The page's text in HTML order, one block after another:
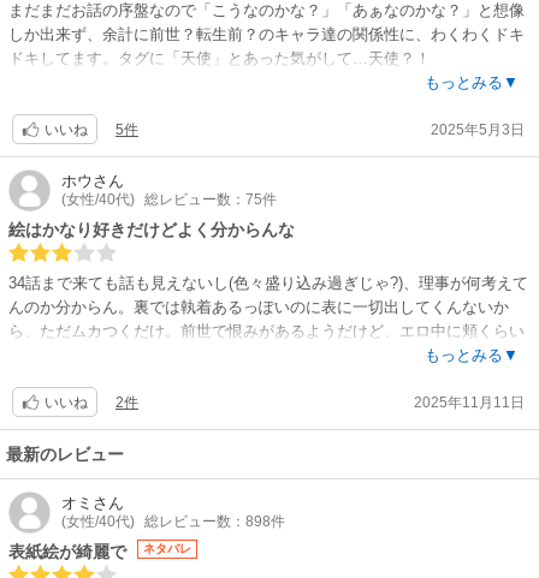
まだまだお話の序盤なので「こうなのかな？」「あぁなのかな？」と想像
しか出来ず、余計に前世？転生前？のキャラ達の関係性に、わくわくドキ
ドキしてます。タグに「天使」とあった気がして…天使？！
天使に「皇后陛下」とか「陛下」ってあるのかな？とか天界と下界？前世
していて、面白いです。
色々今後の展開を考えて期待してしまい、読み進める毎に「あぁ、もっと
続きが読みたい！」となります。
ド執着転生系っぽい話なので、今1番ハマってます！
もっとみる▼
いいね 5件 2025年5月3日
ホウ さん
(女性/40代) 総レビュー数：75件
絵はかなり好きだけどよく分からんな
34話まで来ても話も見えないし(色々盛り込み過ぎじゃ?)、理事が何考えて
んのか分からん。裏では執着あるっぽいのに表に一切出してくんないか
ら、ただムカつくだけ。前世で恨みがあるようだけど、エロ中に頬くらい
紅潮させてくんないと、スカした顔されてちゃこっちも興奮できんし。そ
キャラもムカつくし。主役もあんま好きになれてないかも。だって理事に
タメ口って立場的にあり得ないでしょ。このタメ口キャラ設定は一体何の
つもりなのか？主役の前世の見た目がほぼ女なのも引っかかってる。今後
あの、ほぼ女との回想シーンが長くあるんだろうと思うと無理だな。あ～
絵が好きなのに残念。
もっとみる▼
いいね 2件 2025年11月11日
最新のレビュー
オミ さん
(女性/40代) 総レビュー数：898件
表紙絵が綺麗で ネタバレ